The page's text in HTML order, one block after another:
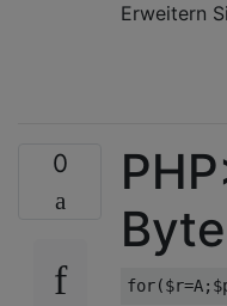
Erweitern
0
for($r=A;